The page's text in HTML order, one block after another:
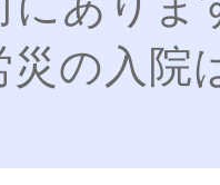
災の入院